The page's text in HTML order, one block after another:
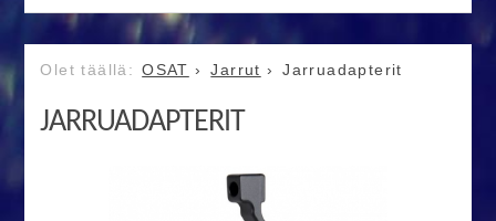
OSAT Jarrut Jarruadapterit
JARRUADAPTERIT